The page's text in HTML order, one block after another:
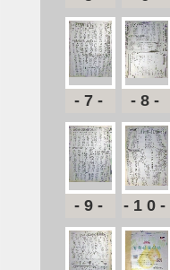
-7- -8-
-9- -10-